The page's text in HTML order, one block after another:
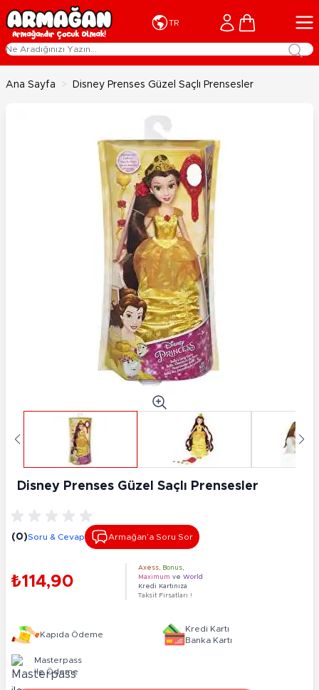
İçeriğe geç
TR Cart
Ana Sayfa > Disney Prenses Güzel Saçlı Prensesler
Disney Prenses Güzel Saçlı Prensesler
(0)Soru & Cevap Armağan’a Soru Sor
₺114,90
Axess Bonus
Maximum ve World
Kredi Kartınıza
Taksit Fırsatları !
Kapıda Ödeme
Kredi Kartı
Banka Kartı
Masterpass
ile Ödeme